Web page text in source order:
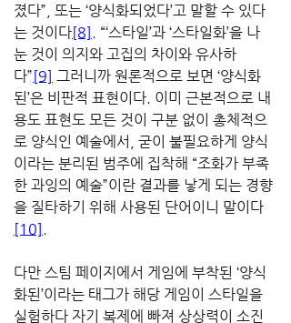
졌다”, 또는 ‘양식화되었다’고 말할 수 있다
는 것이다[8]
. “‘스타일’과 ‘스타일화’을 나
눈 것이 의지와 고집의 차이와 유사하
다”[9] 그러니까 원론적으로 보면 ‘양식화
된’은 비판적 표현이다. 이미 근본적으로 내
용도 표현도 모든 것이 구분 없이 총체적으
로 양식인 예술에서, 굳이 불필요하게 양식
이라는 분리된 범주에 집착해 “조화가 부족
한 과잉의 예술”이란 결과를 낳게 되는 경향
을 질타하기 위해 사용된 단어이니 말이다
[10]
다만 스팀 페이지에서 게임에 부착된 ‘양식
화된’이라는 태그가 해당 게임이 스타일을
실험하다 자기 복제에 빠져 상상력이 소진